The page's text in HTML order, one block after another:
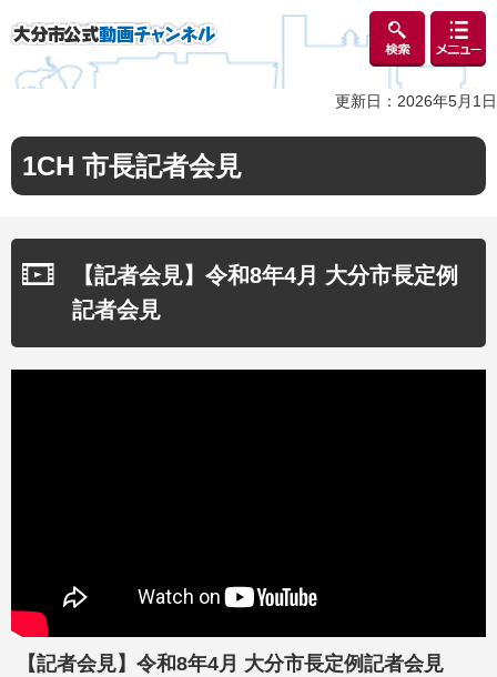
大分市公式動画チャンネル
検索
メニュ
ー
更新日：2026年5月1日
1CH 市長記者会見
【記者会見】令和8年4月 大分市長定例
記者会見
【記者会見】令和8年4月 大分市長定例記者会見